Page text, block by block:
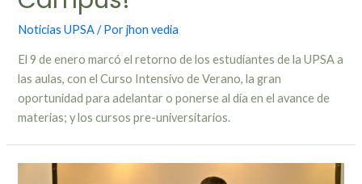
Noticias UPSA/ Porjhon vedia
El 9 de enero marcó el retorno de los estudiantes de la UPSA a
las aulas, con el Curso Intensivo de Verano, la gran
oportunidad para adelantar o ponerse al día en el avance de
materias; y los cursos pre-universitarios.